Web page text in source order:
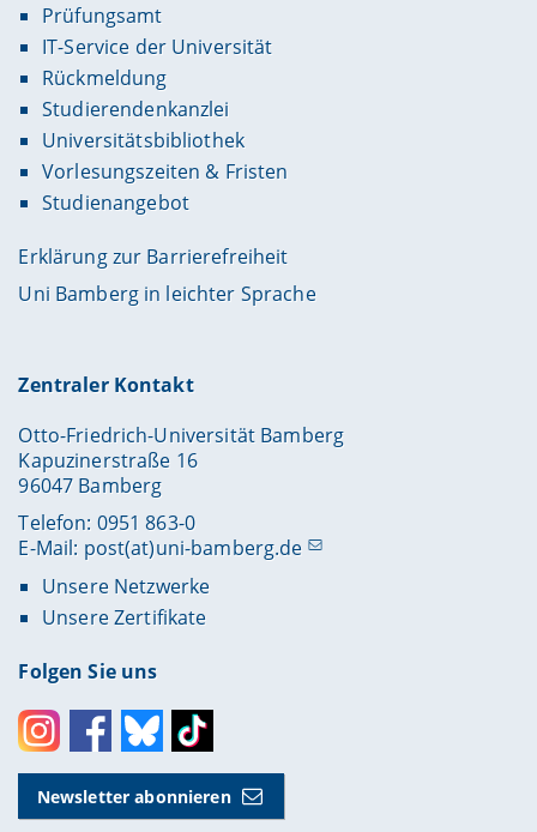
Prüfungsamt
IT-Service der Universität
Rückmeldung
Studierendenkanzlei
Universitätsbibliothek
Vorlesungszeiten & Fristen
Studienangebot
Erklärung zur Barrierefreiheit
Uni Bamberg in leichter Sprache
Zentraler Kontakt
Otto-Friedrich-Universität Bamberg
Kapuzinerstraße 16
96047 Bamberg
Telefon: 0951 863-0
E-Mail: post(at)uni-bamberg.de
Unsere Netzwerke
Unsere Zertifikate
Folgen Sie uns
InstagramFacebookBlueskyToktok
Newsletter abonnieren